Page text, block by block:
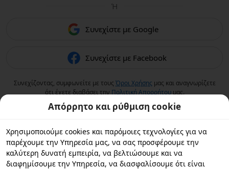
Ή
Συνεχίστε με Google
Συνεχίστε με Facebook
Συνεχίζοντας, συμφωνείτε με τους Όροι Χρήσης μας και αναγνωρίζετε
ότι έχετε διαβάσει την Πολιτική Aπορρήτουμας.
Απόρρητο και ρύθμιση cookie
Χρησιμοποιούμε cookies και παρόμοιες τεχνολογίες για να
παρέχουμε την Υπηρεσία μας, να σας προσφέρουμε την
καλύτερη δυνατή εμπειρία, να βελτιώσουμε και να
διαφημίσουμε την Υπηρεσία, να διασφαλίσουμε ότι είναι